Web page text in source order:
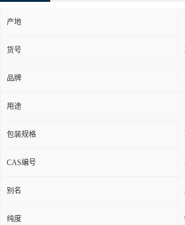
产地
货号
品牌
用途
包装规格
CAS编号
别名
纯度